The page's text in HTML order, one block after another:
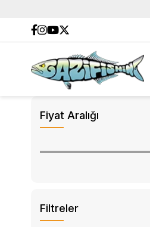
Fiyat Aralığı
Filtreler